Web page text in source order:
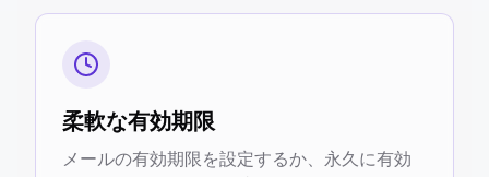
柔軟な有効期限
メールの有効期限を設定するか、永久に有効